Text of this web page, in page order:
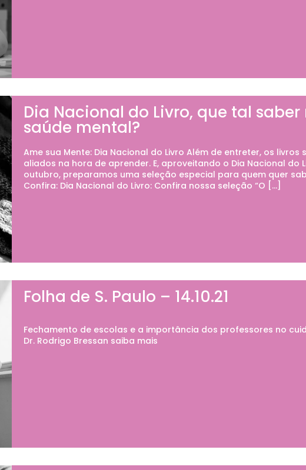
Dia Nacional do Livro, que tal
saúde mental?
Ame sua Mente: Dia Nacional do Livro Além de entreter, os
aliados na hora de aprender. E, aproveitando o Dia Nacional do
outubro, preparamos uma seleção especial para quem quer
Confira: Dia Nacional do Livro: Confira nossa seleção “O […]
Folha de S. Paulo – 14.10.21
Fechamento de escolas e a importância dos professores no
Dr. Rodrigo Bressan saiba mais